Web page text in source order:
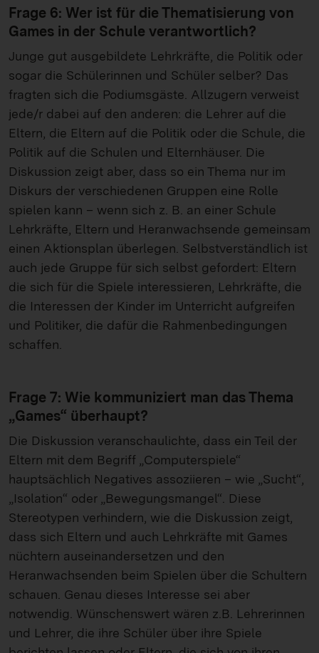
Frage 6: Wer ist für die Thematisierung von
Games in der Schule verantwortlich?
Junge gut ausgebildete Lehrkräfte, die Politik oder
sogar die Schülerinnen und Schüler selber? Das
fragten sich die Podiumsgäste. Allzugern verweist
jede/r dabei auf den anderen: die Lehrer auf die
Eltern, die Eltern auf die Politik oder die Schule, die
Politik auf die Schulen und Elternhäuser. Die
Diskussion zeigt aber, dass so ein Thema nur im
Diskurs der verschiedenen Gruppen eine Rolle
spielen kann – wenn sich z. B. an einer Schule
Lehrkräfte, Eltern und Heranwachsende gemeinsam
einen Aktionsplan überlegen. Selbstverständlich ist
auch jede Gruppe für sich selbst gefordert: Eltern
die sich für die Spiele interessieren, Lehrkräfte, die
die Interessen der Kinder im Unterricht aufgreifen
und Politiker, die dafür die Rahmenbedingungen
schaffen.
Frage 7: Wie kommuniziert man das Thema
„Games“ überhaupt?
Die Diskussion veranschaulichte, dass ein Teil der
Eltern mit dem Begriff „Computerspiele“
hauptsächlich Negatives assoziieren – wie „Sucht“,
„Isolation“ oder „Bewegungsmangel“. Diese
Stereotypen verhindern, wie die Diskussion zeigt,
dass sich Eltern und auch Lehrkräfte mit Games
nüchtern auseinandersetzen und den
Heranwachsenden beim Spielen über die Schultern
schauen. Genau dieses Interesse sei aber
notwendig. Wünschenswert wären z.B. Lehrerinnen
und Lehrer, die ihre Schüler über ihre Spiele